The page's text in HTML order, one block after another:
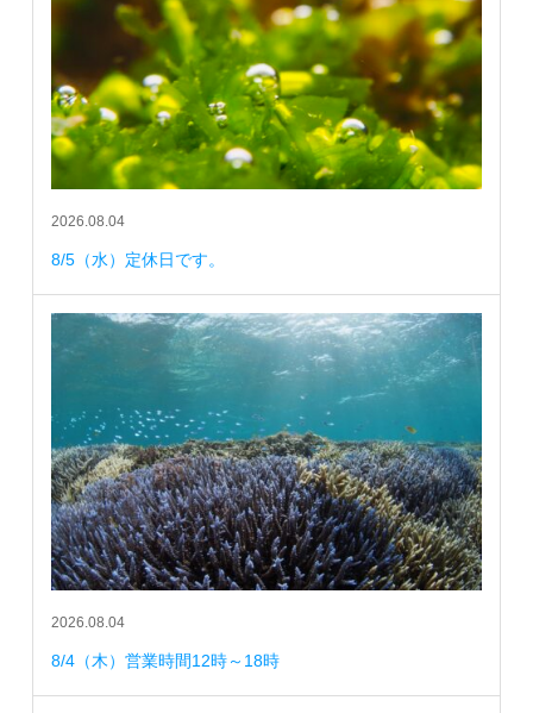
2026.08.04
8/5（水）定休日です。
2026.08.04
8/4（木）営業時間12時～18時